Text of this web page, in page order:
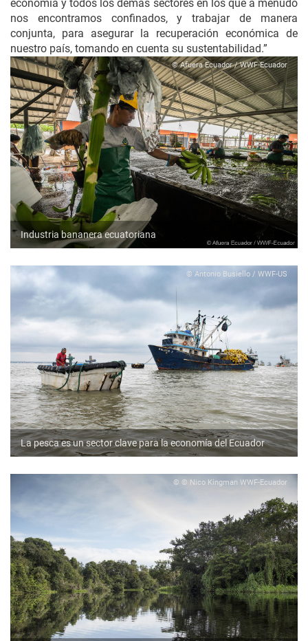
economía y todos los demás sectores en los que a menudo
nos encontramos confinados, y trabajar de manera
conjunta, para asegurar la recuperación económica de
nuestro país, tomando en cuenta su sustentabilidad.”
© Afuera Ecuador / WWF-Ecuador
Industria bananera ecuatoriana
© Antonio Busiello / WWF-US
La pesca es un sector clave para la economía del Ecuador
© © Nico Kingman WWF-Ecuador